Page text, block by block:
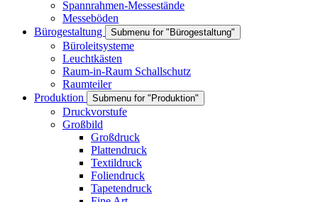
Spannrahmen-Messestände
Messeböden
Bürogestaltung
Submenu for "Bürogestaltung"
Büroleitsysteme
Leuchtkästen
Raum-in-Raum Schallschutz
Raumteiler
Produktion
Submenu for "Produktion"
Druckvorstufe
Großbild
Großdruck
Plattendruck
Textildruck
Foliendruck
Tapetendruck